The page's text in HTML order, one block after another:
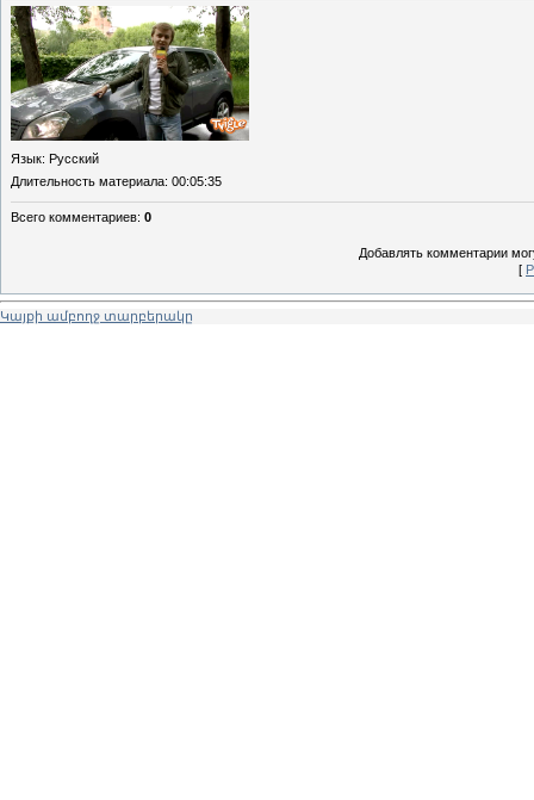
Язык: Русский
Длительность материала: 00:05:35
Всего комментариев: 0
Добавлять комментарии
[
Կայքի ամբողջ տարբերակը